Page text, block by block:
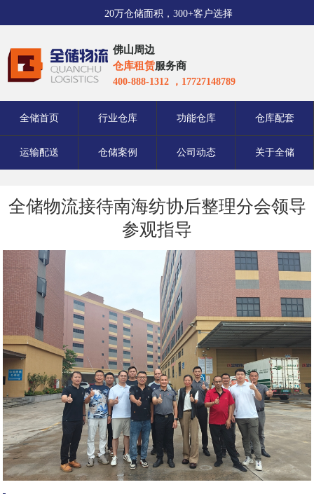
20万仓储面积，300+客户选择
佛山周边
仓库租赁服务商
400-888-1312 ，17727148789
全储首页 行业仓库 功能仓库 仓库配套
运输配送 仓储案例 公司动态 关于全储
全储物流接待南海纺协后整理分会领导
参观指导